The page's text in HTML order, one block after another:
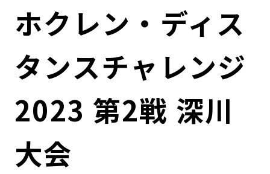
コンプライアンス
ガバナンス
ローカル共創イニシアティブ
関連事業
個人投資家のみなさまへ
株式情報
IRカレンダー
担当役員メッセージ
サステナビリティマネジメント
社会
ホクレン・ディス
タンスチャレンジ
2023 第2戦 深川
大会